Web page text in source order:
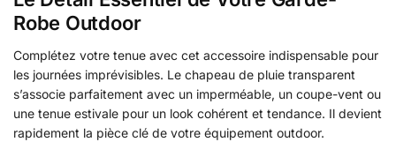
Robe Outdoor
Complétez votre tenue avec cet accessoire indispensable pour
les journées imprévisibles. Le chapeau de pluie transparent
s’associe parfaitement avec un imperméable, un coupe-vent ou
une tenue estivale pour un look cohérent et tendance. Il devient
rapidement la pièce clé de votre équipement outdoor.